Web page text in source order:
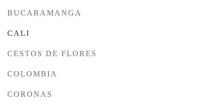
BUCARAMANGA
CALI
CESTOS DE FLORES
COLOMBIA
CORONAS